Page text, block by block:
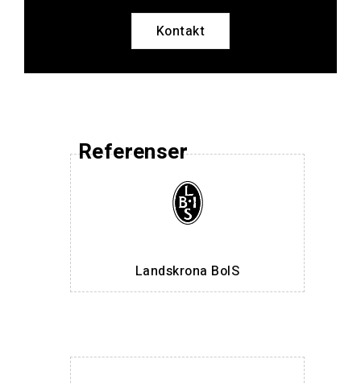
Kontakt
Referenser
Landskrona BoIS